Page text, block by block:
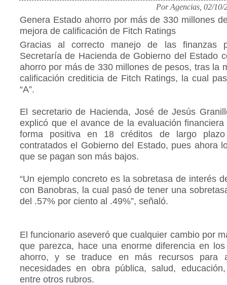
Por Agencias, 02/10/
Genera Estado ahorro por más de 330 millones
mejora de calificación de Fitch Ratings
Gracias al correcto manejo de las finanzas
Secretaría de Hacienda de Gobierno del Estado
ahorro por más de 330 millones de pesos, tras la
calificación crediticia de Fitch Ratings, la cual
“A”.
El secretario de Hacienda, José de Jesús
explicó que el avance de la evaluación
forma positiva en 18 créditos de largo
contratados el Gobierno del Estado, pues ahora
que se pagan son más bajos.
“Un ejemplo concreto es la sobretasa de interés
con Banobras, la cual pasó de tener una
del .57% por ciento al .49%”, señaló.
El funcionario aseveró que cualquier cambio por
que parezca, hace una enorme diferencia en
ahorro, y se traduce en más recursos para
necesidades en obra pública, salud,
entre otros rubros.